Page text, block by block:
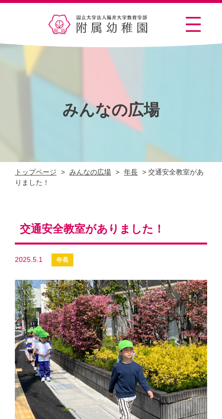
みんなの広場
トップページ > みんなの広場 > 年長 > 交通安全教室があ
りました！
交通安全教室がありました！
2025.5.1